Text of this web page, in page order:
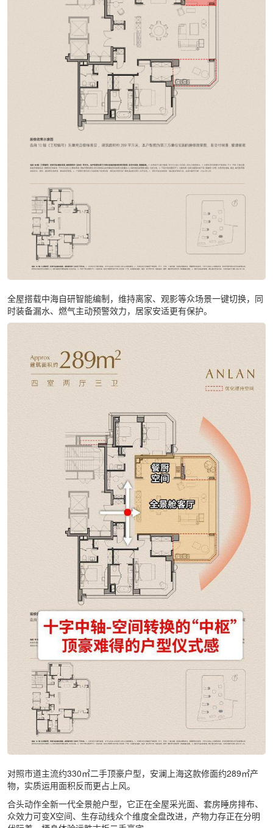
全屋搭载中海自研智能编制，维持离家、观影等众场景一键切换，同
时装备漏水、燃气主动预警效力，居家安适更有保护。
对照市道主流约330㎡二手顶豪户型，安澜上海这款修面约289㎡产
物，实质运用面积反而更占上风。
合头动作全新一代全景舱户型，它正在全屋采光面、套房睡房排布、
众效力可变X空间、生存动线众个维度全盘改进，产物力存正在分明